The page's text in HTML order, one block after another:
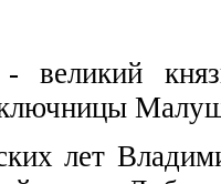
великий
лет